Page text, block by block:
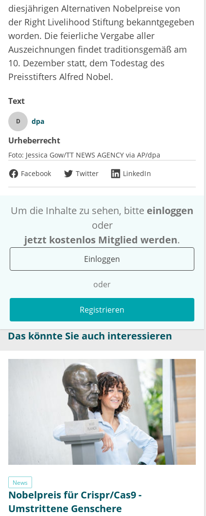
diesjährigen Alternativen Nobelpreise von
der Right Livelihood Stiftung bekanntgegeben
worden. Die feierliche Vergabe aller
Auszeichnungen findet traditionsgemäß am
10. Dezember statt, dem Todestag des
Preisstifters Alfred Nobel.
Text
D dpa
Urheberrecht
Foto: Jessica Gow/TT NEWS AGENCY via AP/dpa
Facebook
Twitter LinkedIn
Um die Inhalte zu sehen, bitte einloggen
oder
jetzt kostenlos Mitglied werden.
Einloggen
oder
Registrieren
Das könnte Sie auch interessieren
News
Nobelpreis für Crispr/Cas9 -
Umstrittene Genschere